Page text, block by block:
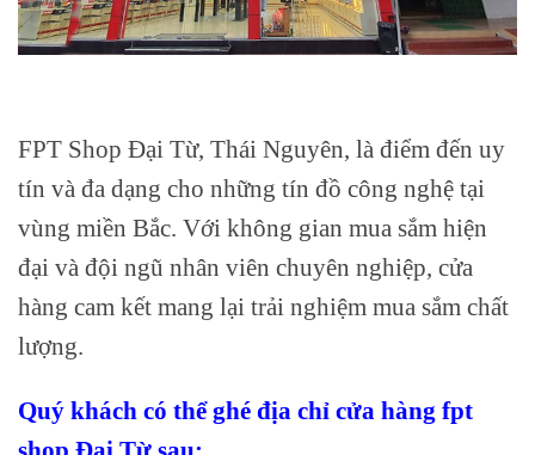
FPT Shop Đại Từ, Thái Nguyên, là điểm đến uy
tín và đa dạng cho những tín đồ công nghệ tại
vùng miền Bắc. Với không gian mua sắm hiện
đại và đội ngũ nhân viên chuyên nghiệp, cửa
hàng cam kết mang lại trải nghiệm mua sắm chất
lượng.
Quý khách có thể ghé địa chỉ cửa hàng fpt